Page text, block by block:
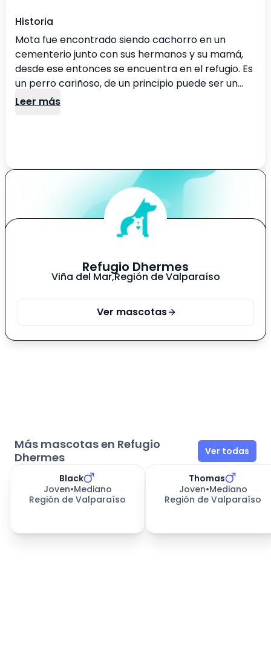
Historia
Mota fue encontrado siendo cachorro en un
cementerio junto con sus hermanos y su mamá,
desde ese entonces se encuentra en el refugio. Es
un perro cariñoso, de un principio puede ser un
poco tímido, pero cuando lograr tener más
Leer más
Refugio Dhermes
Viña del Mar,Región de Valparaíso
Ver mascotas
Más mascotas en Refugio
Dhermes
Ver todas
días esperando
Black
Joven•Mediano
Región de Valparaíso
días esperando
Thomas
Joven•Mediano
Región de Valparaíso